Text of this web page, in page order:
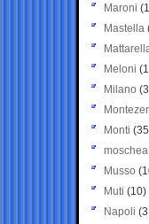
Maroni
Mastella
Meloni
Milano
Monti
moschea
Musso
Muti (10)
Napoli